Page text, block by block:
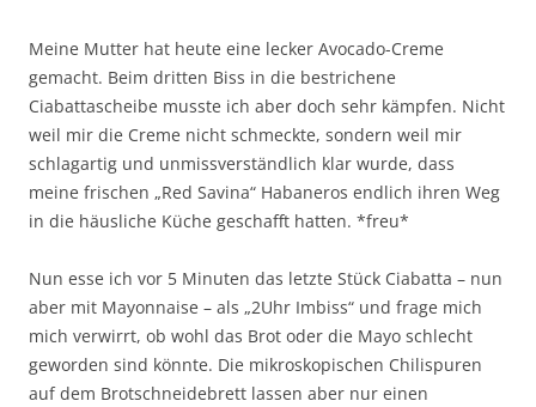
Meine Mutter hat heute eine lecker Avocado-Creme
gemacht. Beim dritten Biss in die bestrichene
Ciabattascheibe musste ich aber doch sehr kämpfen. Nicht
weil mir die Creme nicht schmeckte, sondern weil mir
schlagartig und unmissverständlich klar wurde, dass
meine frischen „Red Savina“ Habaneros endlich ihren Weg
in die häusliche Küche geschafft hatten. *freu*
Nun esse ich vor 5 Minuten das letzte Stück Ciabatta – nun
aber mit Mayonnaise – als „2Uhr Imbiss“ und frage mich
mich verwirrt, ob wohl das Brot oder die Mayo schlecht
geworden sind könnte. Die mikroskopischen Chilispuren
auf dem Brotschneidebrett lassen aber nur einen